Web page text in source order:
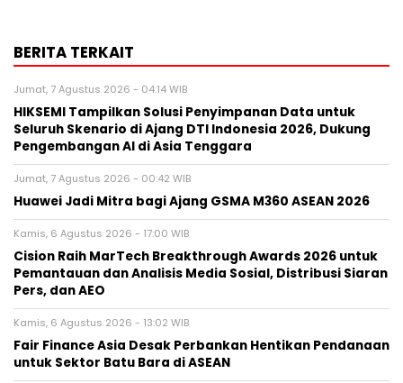
BERITA TERKAIT
Jumat, 7 Agustus 2026 - 04:14 WIB
HIKSEMI Tampilkan Solusi Penyimpanan Data untuk
Seluruh Skenario di Ajang DTI Indonesia 2026, Dukung
Pengembangan AI di Asia Tenggara
Jumat, 7 Agustus 2026 - 00:42 WIB
Huawei Jadi Mitra bagi Ajang GSMA M360 ASEAN 2026
Kamis, 6 Agustus 2026 - 17:00 WIB
Cision Raih MarTech Breakthrough Awards 2026 untuk
Pemantauan dan Analisis Media Sosial, Distribusi Siaran
Pers, dan AEO
Kamis, 6 Agustus 2026 - 13:02 WIB
Fair Finance Asia Desak Perbankan Hentikan Pendanaan
untuk Sektor Batu Bara di ASEAN